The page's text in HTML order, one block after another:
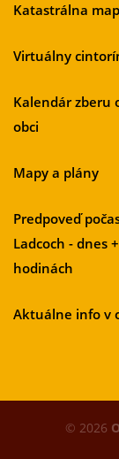
Katastrálna
Virtuálny
Kalendár zberu
obci
Mapy a plány
Predpoveď
Ladcoch - dnes
hodinách
Aktuálne info v
© 2026